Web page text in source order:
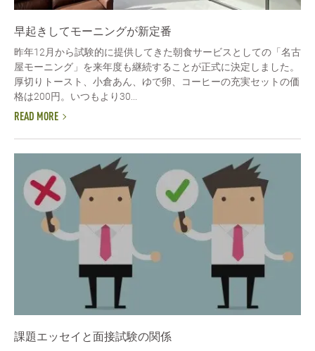
早起きしてモーニングが新定番
昨年12月から試験的に提供してきた朝食サービスとしての「名古
屋モーニング」を来年度も継続することが正式に決定しました。
厚切りトースト、小倉あん、ゆで卵、コーヒーの充実セットの価
格は200円。いつもより30...
READ MORE
課題エッセイと面接試験の関係